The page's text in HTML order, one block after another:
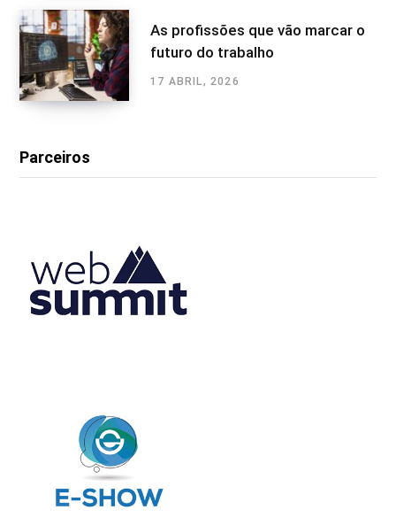
As profissões que vão marcar o
futuro do trabalho
17 ABRIL, 2026
Parceiros